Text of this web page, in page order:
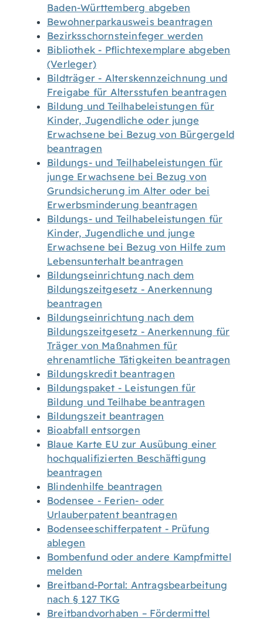
Baden-Württemberg abgeben
Bewohnerparkausweis beantragen
Bezirksschornsteinfeger werden
Bibliothek - Pflichtexemplare abgeben
(Verleger)
Bildträger - Alterskennzeichnung und
Freigabe für Altersstufen beantragen
Bildung und Teilhabeleistungen für
Kinder, Jugendliche oder junge
Erwachsene bei Bezug von Bürgergeld
beantragen
Bildungs- und Teilhabeleistungen für
junge Erwachsene bei Bezug von
Grundsicherung im Alter oder bei
Erwerbsminderung beantragen
Bildungs- und Teilhabeleistungen für
Kinder, Jugendliche und junge
Erwachsene bei Bezug von Hilfe zum
Lebensunterhalt beantragen
Bildungseinrichtung nach dem
Bildungszeitgesetz - Anerkennung
beantragen
Bildungseinrichtung nach dem
Bildungszeitgesetz - Anerkennung für
Träger von Maßnahmen für
ehrenamtliche Tätigkeiten beantragen
Bildungskredit beantragen
Bildungspaket - Leistungen für
Bildung und Teilhabe beantragen
Bildungszeit beantragen
Bioabfall entsorgen
Blaue Karte EU zur Ausübung einer
hochqualifizierten Beschäftigung
beantragen
Blindenhilfe beantragen
Bodensee - Ferien- oder
Urlauberpatent beantragen
Bodenseeschifferpatent - Prüfung
ablegen
Bombenfund oder andere Kampfmittel
melden
Breitband-Portal: Antragsbearbeitung
nach § 127 TKG
Breitbandvorhaben – Fördermittel